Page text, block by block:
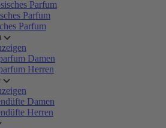
Parfum
Parfum
Parfum
Damen
Herren
Damen
Herren